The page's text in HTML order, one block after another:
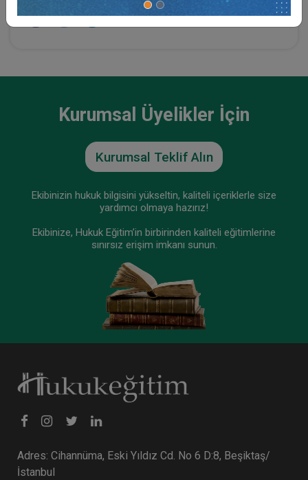
Kongresi - XI. Oturum
Tüketici Hukuku Enstitüsü
Kurumsal Üyelikler İçin
Kurumsal Teklif Alın
Ekibinizin hukuk bilgisini yükseltin, kaliteli içeriklerle size
yardımcı olmaya hazırız!
Ekibinize, Hukuk Eğitim’in birbirinden kaliteli eğitimlerine
sınırsız erişim imkanı sunun.
Adres: Cihannüma, Eski Yıldız Cd. No 6 D:8, Beşiktaş/
İstanbul